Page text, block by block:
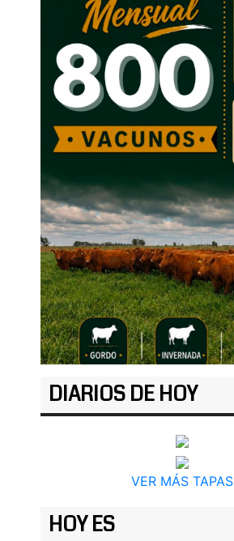
DIARIOS DE HOY
VER MÁS TAPAS
HOY ES